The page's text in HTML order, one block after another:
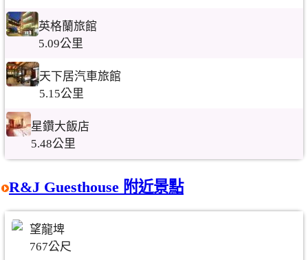
英格蘭旅館
5.09公里
天下居汽車旅館
5.15公里
星鑽大飯店
5.48公里
R&J Guesthouse 附近景點
望龍埤
767公尺